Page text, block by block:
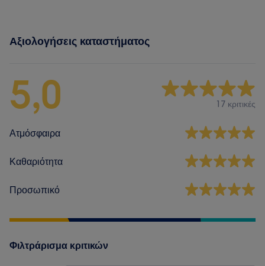
Αξιολογήσεις καταστήματος
5,0 17 κριτικές
Ατμόσφαιρα
Καθαριότητα
Προσωπικό
Φιλτράρισμα κριτικών